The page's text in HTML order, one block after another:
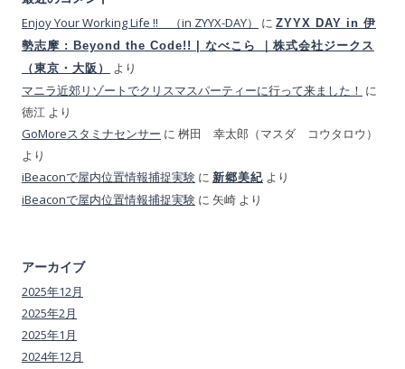
Enjoy Your Working Life !! （in ZYYX-DAY） に ZYYX DAY in 伊
勢志摩 : Beyond the Code!! | なべこら ｜株式会社ジークス
（東京・大阪）
より
マニラ近郊リゾートでクリスマスパーティーに行って来ました！ に
徳江 より
GoMoreスタミナセンサー に 桝田 幸太郎（マスダ コウタロウ）
より
iBeaconで屋内位置情報捕捉実験 に 新郷美紀 より
iBeaconで屋内位置情報捕捉実験 に 矢崎 より
アーカイブ
2025年12月
2025年2月
2025年1月
2024年12月